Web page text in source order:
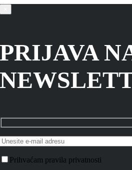
PRIJAVA
Prihvaćam pravila privatnosti